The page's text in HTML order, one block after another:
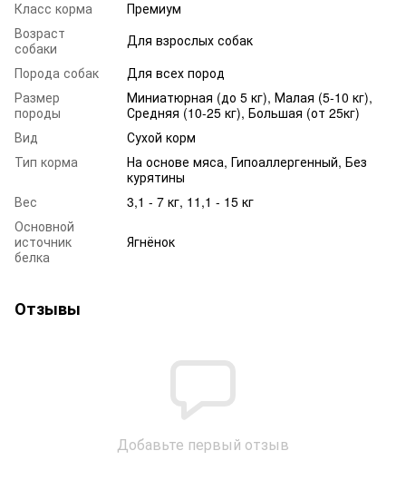
Класс корма
Премиум
Возраст
собаки
Для взрослых собак
Порода собак
Для всех пород
Размер
породы
Миниатюрная (до 5 кг), Малая (5-10 кг),
Средняя (10-25 кг), Большая (от 25кг)
Вид
Сухой корм
Тип корма
На основе мяса, Гипоаллергенный, Без
курятины
Вес
3,1 - 7 кг, 11,1 - 15 кг
Основной
источник
белка
Ягнёнок
Отзывы
Добавьте первый отзыв